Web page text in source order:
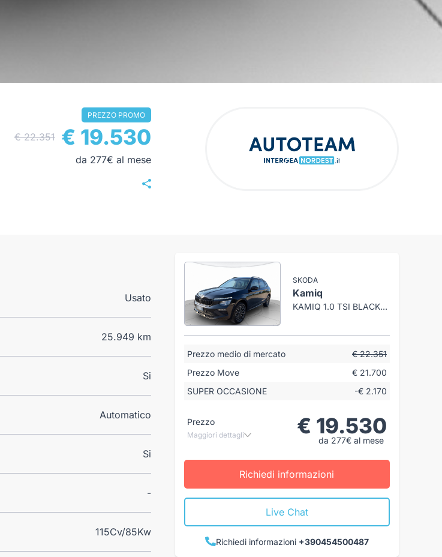
PREZZO PROMO
€ 22.351 € 19.530
da 277€ al mese
Usato
25.949 km
Si
Automatico
Si
-
115Cv/85Kw
SKODA
Kamiq
KAMIQ 1.0 TSI BLACK DOTS 115CV DSG
Prezzo medio di mercato
€ 22.351
Prezzo Move
€ 21.700
SUPER OCCASIONE
-€ 2.170
Prezzo
Maggiori dettagli € 19.530
da 277€ al mese
Richiedi informazioni
Live Chat
Richiedi informazioni +390454500487